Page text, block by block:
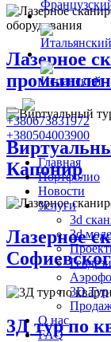
+380673831972
+380504003900
Главная
Портфолио
Новости
Услуги
3d
3d
3D Тур
О нас
FAQ
Лазерное
Капонир
Лазерное
3Д тур по